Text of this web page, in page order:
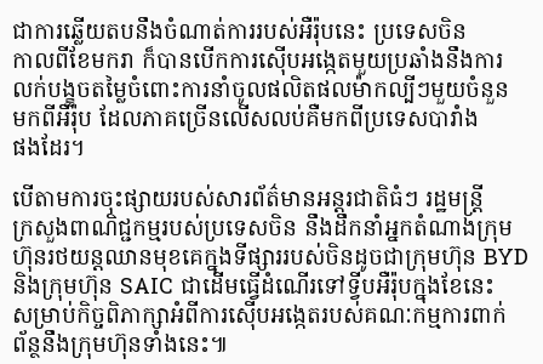
ជាការឆ្លើយតបនឹងចំណាត់ការរបស់អឺរ៉ុបនេះ ប្រទេសចិន
កាលពីខែមករា ក៏បានបើកការស៊ើបអង្កេតមួយប្រឆាំងនឹងការ
លក់បង្ខូចតម្លៃចំពោះការនាំចូលផលិតផលម៉ាកល្បីៗមួយចំនួន
មកពីអឺរ៉ុប ដែលភាគច្រើនលើសលប់គឺមកពីប្រទេសបារាំង
ផងដែរ។
បើតាមការចុះផ្សាយរបស់សារព័ត៌មានអន្តរជាតិធំៗ រដ្ឋមន្ត្រី
ក្រសួងពាណិជ្ជកម្មរបស់ប្រទេសចិន នឹងដឹកនាំអ្នកតំណាងក្រុម
ហ៊ុនរថយន្តឈានមុខគេក្នុងទីផ្សាររបស់ចិនដូចជាក្រុមហ៊ុន BYD
និងក្រុមហ៊ុន SAIC ជាដើមធ្វើដំណើរទៅទ្វីបអឺរ៉ុបក្នុងខែនេះ
សម្រាប់កិច្ចពិភាក្សាអំពីការស៊ើបអង្កេតរបស់គណៈកម្មការពាក់
ព័ន្ថនឹងក្រុមហ៊ុនទាំងនេះ៕